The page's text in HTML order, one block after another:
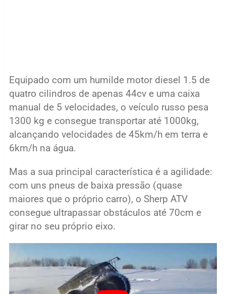
Equipado com um humilde motor diesel 1.5 de
quatro cilindros de apenas 44cv e uma caixa
manual de 5 velocidades, o veículo russo pesa
1300 kg e consegue transportar até 1000kg,
alcançando velocidades de 45km/h em terra e
6km/h na água.
Mas a sua principal característica é a agilidade:
com uns pneus de baixa pressão (quase
maiores que o próprio carro), o Sherp ATV
consegue ultrapassar obstáculos até 70cm e
girar no seu próprio eixo.